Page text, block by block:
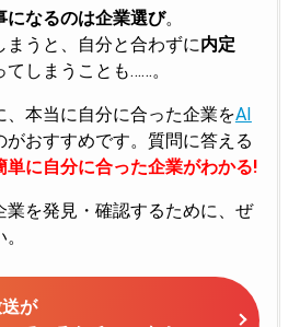
になるのは企業選び。
まうと、自分と合わずに内定
てしまうことも……。
、本当に自分に合った企業をAI
がおすすめです。質問に答える
単に自分に合った企業がわかる!
業を発見・確認するために、ぜ
が